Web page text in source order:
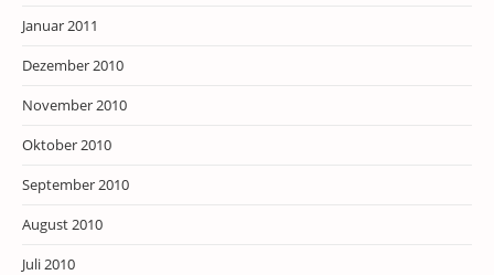
Januar 2011
Dezember 2010
November 2010
Oktober 2010
September 2010
August 2010
Juli 2010